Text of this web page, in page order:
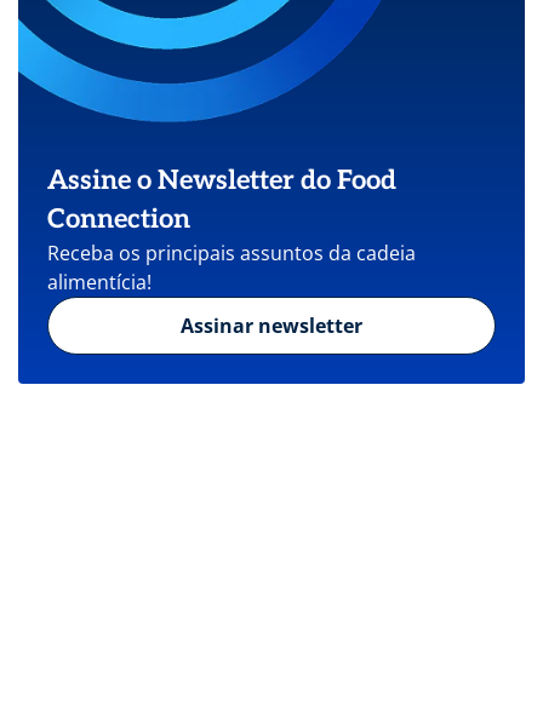
Assine o Newsletter do Food
Connection
Receba os principais assuntos da cadeia
alimentícia!
Assinar newsletter